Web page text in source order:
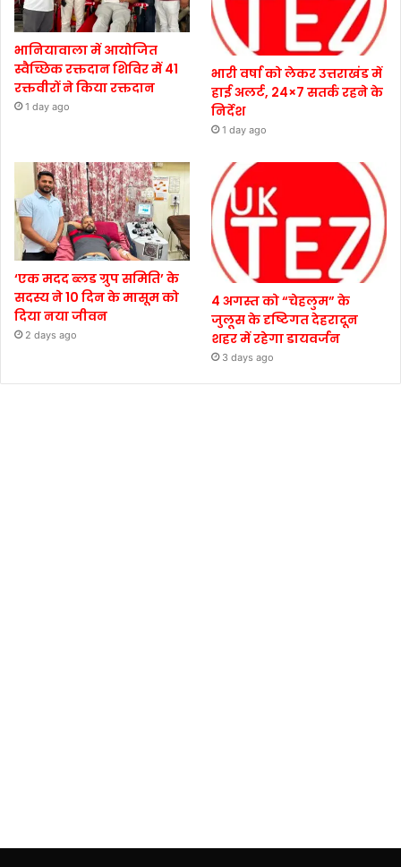
भानियावाला में आयोजित
स्वैच्छिक रक्तदान शिविर में 41
रक्तवीरों ने किया रक्तदान
1 day ago
भारी वर्षा को लेकर उत्तराखंड में
हाई अलर्ट, 24×7 सतर्क रहने के
निर्देश
1 day ago
‘एक मदद ब्लड ग्रुप समिति’ के
सदस्य ने 10 दिन के मासूम को
दिया नया जीवन
2 days ago
4 अगस्त को “चेहलुम” के
जुलूस के दृष्टिगत देहरादून
शहर में रहेगा डायवर्जन
3 days ago